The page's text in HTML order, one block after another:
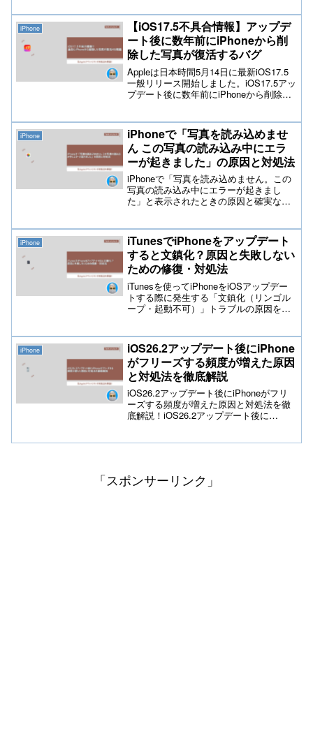
識を身につけ、あなたのiPhoneと大切な
資産を巧妙な詐欺から守りましょう。
iPhone
【iOS17.5不具合情報】アップデ
ート後に数年前にiPhoneから削
除した写真が復活するバグ
Appleは日本時間5月14日に最新iOS17.5
一般リリース開始しました。iOS17.5アッ
プデート後に数年前にiPhoneから削除し
されると思います。今回の記事では海外
メディア9To5Macを引用しております。
iPhone
iPhoneで「写真を読み込めませ
ん この写真の読み込み中にエラ
ーが起きました」の原因と対処法
iPhoneで「写真を読み込めません。この
写真の読み込み中にエラーが起きまし
た」と表示されたときの原因と確実な解
ど多角的に原因を分析し、初心者でも簡
単にできる改善手順を詳しく紹介しま
す。
iPhone
iTunesでiPhoneをアップデート
すると文鎮化？原因と失敗しない
ための修復・対処法
iTunesを使ってiPhoneをiOSアップデー
トする際に発生する「文鎮化（リンゴル
ープ・起動不可）」トラブルの原因を徹
タ復旧対策まで詳しく解説します。大切
なデータを守り、iPhoneを正常な状態に
修復するための具体的な手順を解説
iPhone
iOS26.2アップデート後にiPhone
がフリーズする頻度が増えた原因
と対処法を徹底解説
iOS26.2アップデート後にiPhoneがフリ
ーズする頻度が増えた原因と対処法を徹
底解説！iOS26.2アップデート後に
「スポンサーリンク」